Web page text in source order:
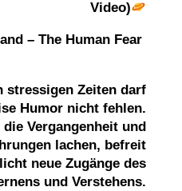
Video)
– The Human Fear
stressigen Zeiten darf
Humor nicht fehlen.
dieVergangenheit und
lachen, befreit
neue Zugänge des
und Verstehens.